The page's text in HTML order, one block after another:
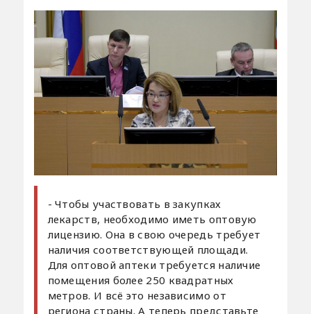
- Чтобы участвовать в закупках
лекарств, необходимо иметь оптовую
лицензию. Она в свою очередь требует
наличия соответствующей площади.
Для оптовой аптеки требуется наличие
помещения более 250 квадратных
метров. И всё это независимо от
региона страны. А теперь представьте